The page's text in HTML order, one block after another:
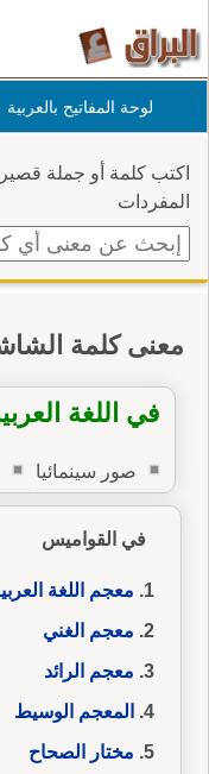
لوحة المفاتيح بالعربية
اكتب كلمة أو جملة
المفردات
معنى كلمة
في اللغة
صور سينمائيا
في القواميس
معجم اللغة
معجم الغني
معجم الرائد
المعجم الوسيط
مختار الصحاح